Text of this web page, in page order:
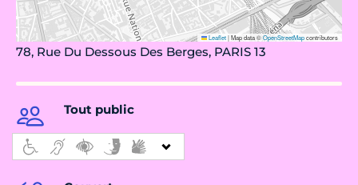
Leaflet|Map data ©OpenStreetMapcontributors
78, Rue Du Dessous Des Berges, PARIS 13
Tout public